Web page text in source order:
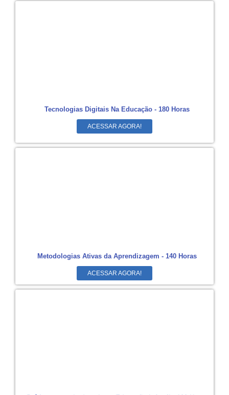
Tecnologias Digitais Na Educação - 180 Horas
ACESSAR AGORA!
Metodologias Ativas da Aprendizagem - 140 Horas
ACESSAR AGORA!